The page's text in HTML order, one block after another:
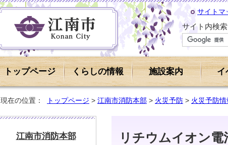
サイトマ
サイト内検索
トップページ くらしの情報 施設案内 イ
現在の位置： トップページ > 江南市消防本部 > 火災予防 > 火災予防情
リチウムイオン電
江南市消防本部